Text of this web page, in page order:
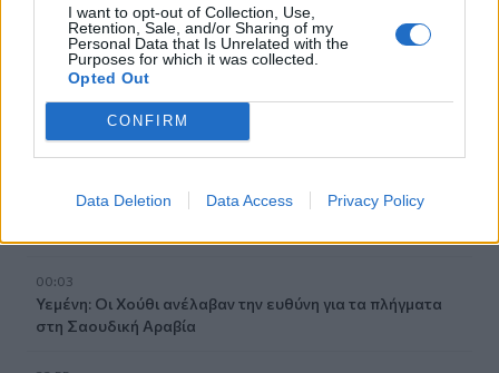
I want to opt-out of Collection, Use,
Retention, Sale, and/or Sharing of my
Personal Data that Is Unrelated with the
Purposes for which it was collected.
Opted Out
CONFIRM
Data Deletion Data Access Privacy Policy
02:09
Αδύναμα χέρια και θολή όραση: Πώς η τεχνολογία μπορεί
να επηρεάσει τη φυσική κατάσταση
Δέκα φράσεις για να χωρίσεις χωρίς κακίες και δράματα
Κράμπες: Τι τις προκαλεί και τι να κάνουμε όταν αρχίσουν
00:03
Υεμένη: Οι Χούθι ανέλαβαν την ευθύνη για τα πλήγματα
στη Σαουδική Αραβία